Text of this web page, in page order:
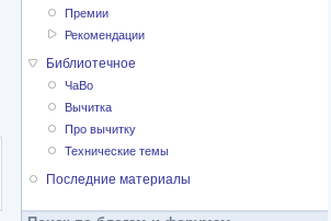
Премии
Рекомендации
Библиотечное
ЧаВо
Вычитка
Про вычитку
Технические темы
Последние материалы